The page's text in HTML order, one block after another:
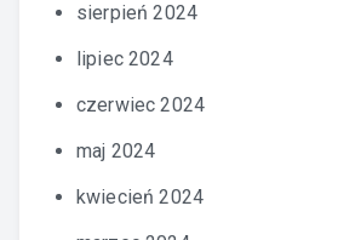
sierpień 2024
lipiec 2024
czerwiec 2024
maj 2024
kwiecień 2024